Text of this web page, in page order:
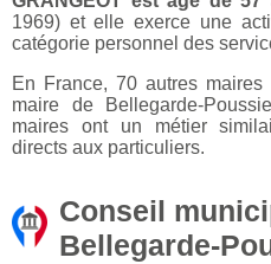
1969) et elle exerce une
catégorie personnel des
En France, 70 autres
maire de Bellegarde-
maires ont un métier
directs aux particuliers.
Conseil
Bellegarde-